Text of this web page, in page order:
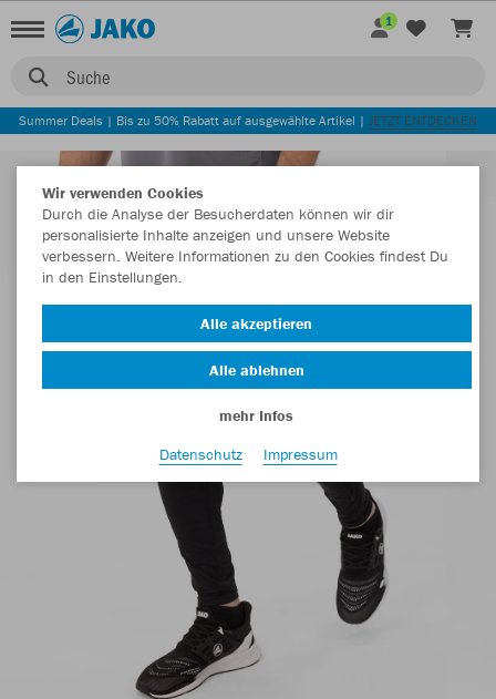
Suche
1
Summer Deals | Bis zu 50% Rabatt auf ausgewählte Artikel | JETZT ENTDECKEN
Wir verwenden Cookies
Durch die Analyse der Besucherdaten können wir dir
personalisierte Inhalte anzeigen und unsere Website
verbessern. Weitere Informationen zu den Cookies findest Du
in den Einstellungen.
Alle akzeptieren
Alle ablehnen
mehr Infos
Datenschutz
Impressum